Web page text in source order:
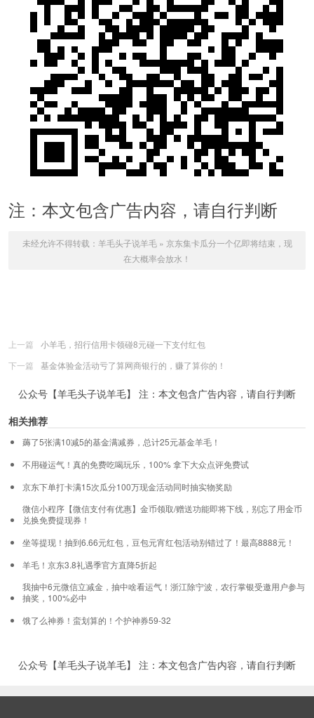
注：本文包含广告内容，请自行判断
未经允许不得转载： 羊毛头子说羊毛» 京东集卡瓜分一个亿即将结束，现
在大概率会放水！
上一篇
小羊毛，招行信用卡领碰8元碰一下支付红包
下一篇
基金体验金活动亏了算网商银行的，赚了算你的！
公众号【羊毛头子说羊毛】 注：本文包含广告内容，请自行判断
相关推荐
薅了5张满10减5的基金满减券，总计25元基金羊毛！
不用碰运气！真的免费吃喝玩乐，100% 拿下大众点评免费试
京东下单打卡满15次瓜分100万现金活动同时抽实物奖励
微信小程序【微信支付有优惠】金币领取/赠送功能即将下线，别忘了用金币
兑换免费提现券！
坐等提现！抽到6.66元红包，豆包元宵红包活动别错过了！最高8888元！
羊毛！京东3.8礼遇季官方直降5折起
我抽中6元微信立减金，抽中啥看运气！浙江除宁波，农行掌银受邀用户参与
抽奖，100%必中
饿了么神券！蛮划算的！个护神券59-32
公众号【羊毛头子说羊毛】 注：本文包含广告内容，请自行判断